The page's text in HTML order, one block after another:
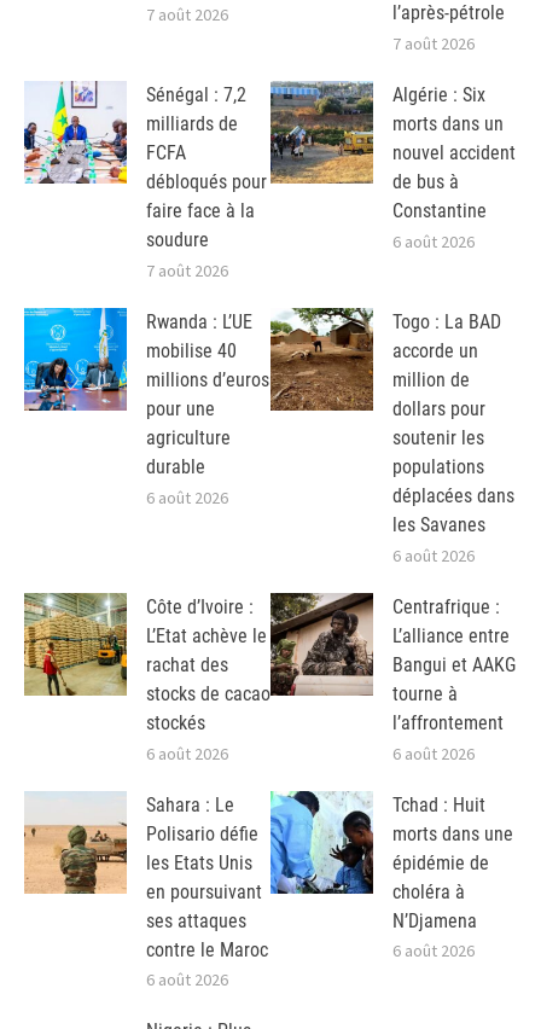
7 août 2026
l’après-pétrole
7 août 2026
Sénégal : 7,2
milliards de
FCFA
débloqués pour
faire face à la
soudure
7 août 2026
Algérie : Six
morts dans un
nouvel accident
de bus à
Constantine
6 août 2026
Rwanda : L’UE
mobilise 40
millions d’euros
pour une
agriculture
durable
6 août 2026
Togo : La BAD
accorde un
million de
dollars pour
soutenir les
populations
déplacées dans
les Savanes
6 août 2026
Côte d’Ivoire :
L’Etat achève le
rachat des
stocks de cacao
stockés
6 août 2026
Centrafrique :
L’alliance entre
Bangui et AAKG
tourne à
l’affrontement
6 août 2026
Sahara : Le
Polisario défie
les Etats Unis
en poursuivant
ses attaques
contre le Maroc
6 août 2026
Tchad : Huit
morts dans une
épidémie de
choléra à
N’Djamena
6 août 2026